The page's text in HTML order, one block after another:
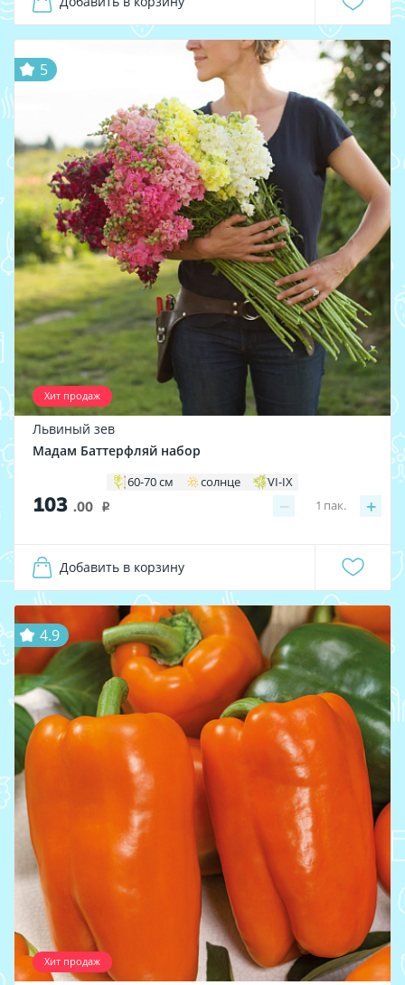
Хит продаж
5
Львиный зев
Мадам Баттерфляй набор
60-70 см солнце VI-IX
103 .00 i − +
1 пак.
Добавить в корзину
Хит продаж
4.9